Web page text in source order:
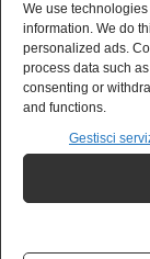
We use
information. We do
personalized ads.
process data such
consenting or
and functions.
Gestisci
Questa
politica USA
nell’area
riequilibrio –
ruolo con la